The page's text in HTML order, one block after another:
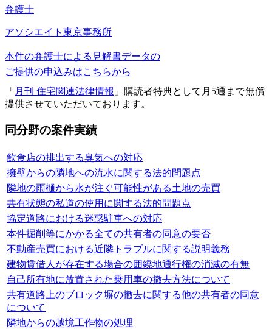
弁護士
アソシエイト 東京事務所
本件の弁護士による見解書データの
ご提供の申込みはこちらから
「 月刊 住宅関連法律情報 」購読者特典として月5通まで無償
提供させていただいております。
同分野の案件実績
飲食店の排出する臭気への対応
擁壁からの隣地への流水に関する法的問題点
隣地の雨樋から水が注ぐ可能性がある土地の売買
共有状態の私道の使用に関する法的問題点
協定道路における迷惑駐車への対応
本件掘削等にかかる全ての共有者の同意の要否
不動産売買における近隣トラブルに関する説明義務
建物賃借人が存在する場合の囲繞地通行権の消滅の有無
自己所有地に放置された乗用車の撤去方法について
共有道路上のブロック塀の撤去に関する他の共有者の同意
について
隣地からの越境工作物の処理